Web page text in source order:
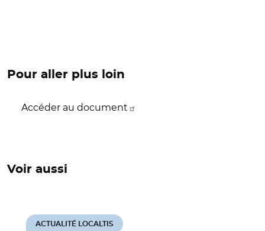
Pour aller plus loin
Accéder au document
Voir aussi
ACTUALITÉ LOCALTIS